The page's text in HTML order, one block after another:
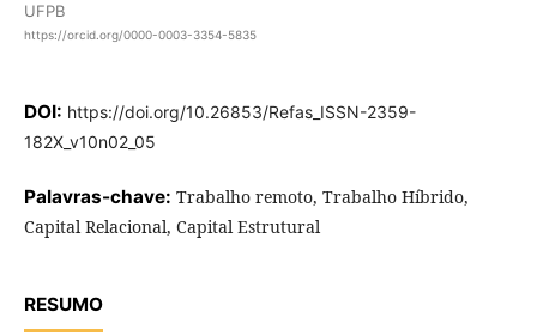
UFPB
https://orcid.org/0000-0003-3354-5835
DOI: https://doi.org/10.26853/Refas_ISSN-2359-
182X_v10n02_05
Palavras-chave: Trabalho remoto, Trabalho Híbrido,
Capital Relacional, Capital Estrutural
RESUMO